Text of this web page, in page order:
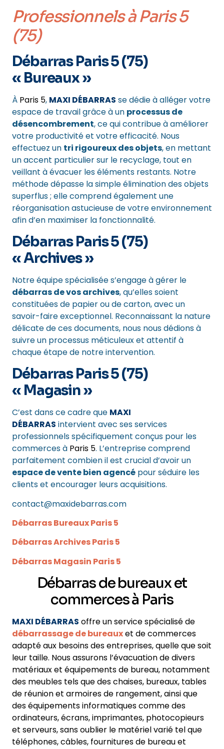
Professionnelsà Paris 5
(75)
Débarras Paris 5 (75)
« Bureaux »
À Paris 5, MAXI DÉBARRAS se dédie à alléger votre
espace de travail grâce à un processus de
désencombrement, ce qui contribue à améliorer
votre productivité et votre efficacité. Nous
effectuez un tri rigoureux des objets, en mettant
un accent particulier sur le recyclage, tout en
veillant à évacuer les éléments restants. Notre
méthode dépasse la simple élimination des objets
superflus ; elle comprend également une
réorganisation astucieuse de votre environnement
afin d’en maximiser la fonctionnalité.
Débarras Paris 5 (75)
« Archives »
Notre équipe spécialisée s’engage à gérer le
débarras de vos archives, qu’elles soient
constituées de papier ou de carton, avec un
savoir-faire exceptionnel. Reconnaissant la nature
délicate de ces documents, nous nous dédions à
suivre un processus méticuleux et attentif à
chaque étape de notre intervention.
Débarras Paris 5 (75)
« Magasin »
C’est dans ce cadre que MAXI
DÉBARRAS intervient avec ses services
professionnels spécifiquement conçus pour les
commerces à Paris 5. L’entreprise comprend
parfaitement combien il est crucial d’avoir un
espace de vente bien agencé pour séduire les
clients et encourager leurs acquisitions.
contact@maxidebarras.com
Débarras Bureaux Paris 5
Débarras Archives Paris 5
Débarras Magasin Paris 5
Débarras de bureaux et
commerces à Paris
MAXI DÉBARRAS offre un service spécialisé de
débarrassage de bureauxet de commerces
adapté aux besoins des entreprises, quelle que soit
leur taille. Nous assurons l’évacuation de divers
matériaux et équipements de bureau, notamment
des meubles tels que des chaises, bureaux, tables
de réunion et armoires de rangement, ainsi que
des équipements informatiques comme des
ordinateurs, écrans, imprimantes, photocopieurs
et serveurs, sans oublier le matériel varié tel que
téléphones, câbles, fournitures de bureau et